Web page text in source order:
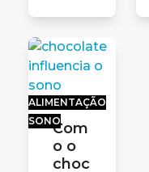
ALIMENTAÇÃO
SONOCom
o o
choc